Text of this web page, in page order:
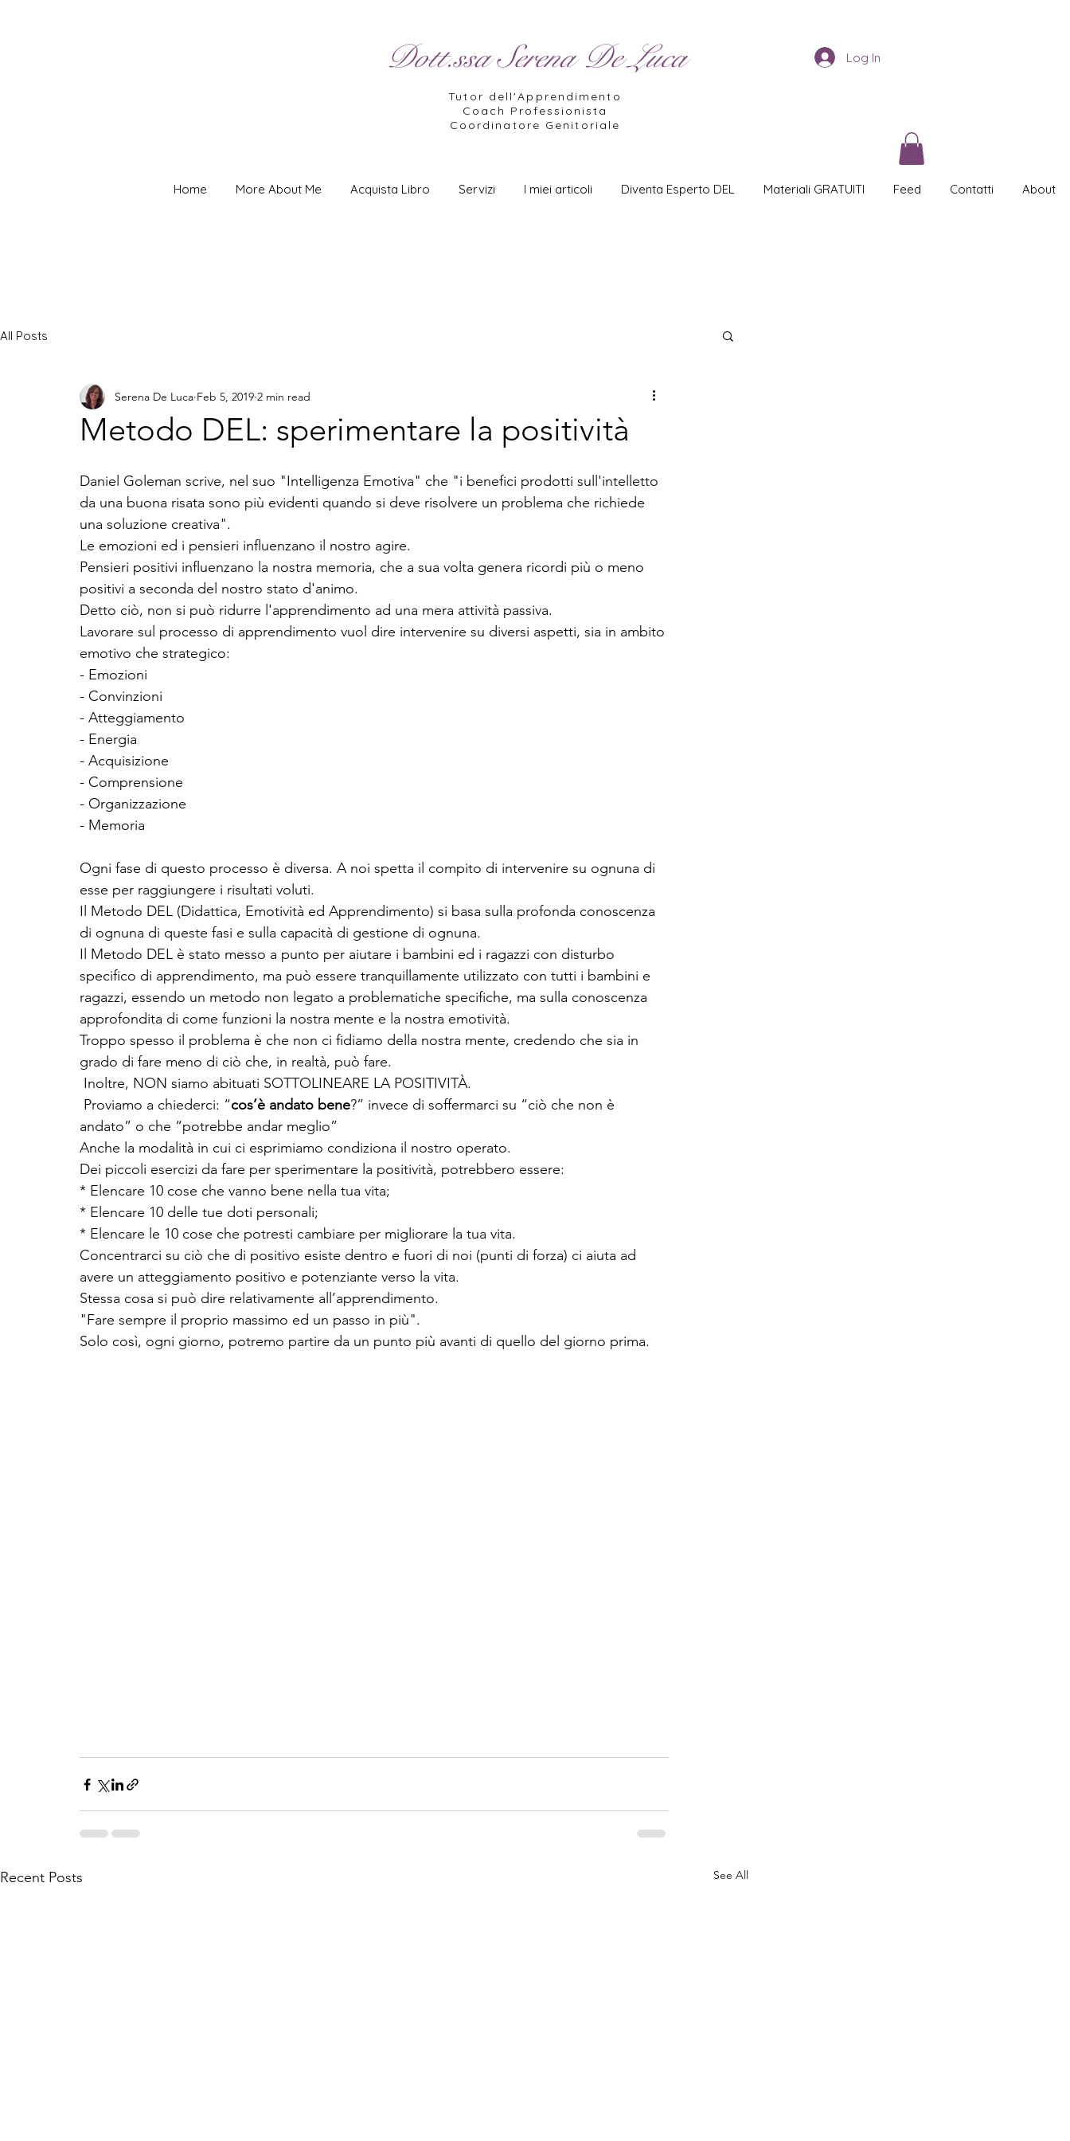
Dott.ssa Serena De Luca Log In
Tutor dell'Apprendimento
Coach Professionista
Coordinatore Genitoriale
Home More About Me Acquista Libro Servizi I miei articoli Diventa Esperto DEL Materiali GRATUITI Feed Contatti About
All Posts
Metodo DEL: sperimentare la positività
Serena De Luca Feb 5, 2019 2 min read
Daniel Goleman scrive, nel suo "Intelligenza Emotiva" che "i benefici prodotti sull'intelletto
da una buona risata sono più evidenti quando si deve risolvere un problema che richiede
una soluzione creativa".
Le emozioni ed i pensieri influenzano il nostro agire.
Pensieri positivi influenzano la nostra memoria, che a sua volta genera ricordi più o meno
positivi a seconda del nostro stato d'animo.
Detto ciò, non si può ridurre l'apprendimento ad una mera attività passiva.
Lavorare sul processo di apprendimento vuol dire intervenire su diversi aspetti, sia in ambito
emotivo che strategico:
- Emozioni
- Convinzioni
- Atteggiamento
- Energia
- Acquisizione
- Comprensione
- Organizzazione
- Memoria
Ogni fase di questo processo è diversa. A noi spetta il compito di intervenire su ognuna di
esse per raggiungere i risultati voluti.
Il Metodo DEL (Didattica, Emotività ed Apprendimento) si basa sulla profonda conoscenza
di ognuna di queste fasi e sulla capacità di gestione di ognuna.
Il Metodo DEL è stato messo a punto per aiutare i bambini ed i ragazzi con disturbo
specifico di apprendimento, ma può essere tranquillamente utilizzato con tutti i bambini e
ragazzi, essendo un metodo non legato a problematiche specifiche, ma sulla conoscenza
approfondita di come funzioni la nostra mente e la nostra emotività.
Troppo spesso il problema è che non ci fidiamo della nostra mente, credendo che sia in
grado di fare meno di ciò che, in realtà, può fare.
Inoltre, NON siamo abituati SOTTOLINEARE LA POSITIVITÀ.
Proviamo a chiederci: “cos’è andato bene?” invece di soffermarci su “ciò che non è
andato” o che “potrebbe andar meglio”
Anche la modalità in cui ci esprimiamo condiziona il nostro operato.
Dei piccoli esercizi da fare per sperimentare la positività, potrebbero essere:
* Elencare 10 cose che vanno bene nella tua vita;
* Elencare 10 delle tue doti personali;
* Elencare le 10 cose che potresti cambiare per migliorare la tua vita.
Concentrarci su ciò che di positivo esiste dentro e fuori di noi (punti di forza) ci aiuta ad
avere un atteggiamento positivo e potenziante verso la vita.
Stessa cosa si può dire relativamente all’apprendimento.
"Fare sempre il proprio massimo ed un passo in più".
Solo così, ogni giorno, potremo partire da un punto più avanti di quello del giorno prima.
Recent Posts See All